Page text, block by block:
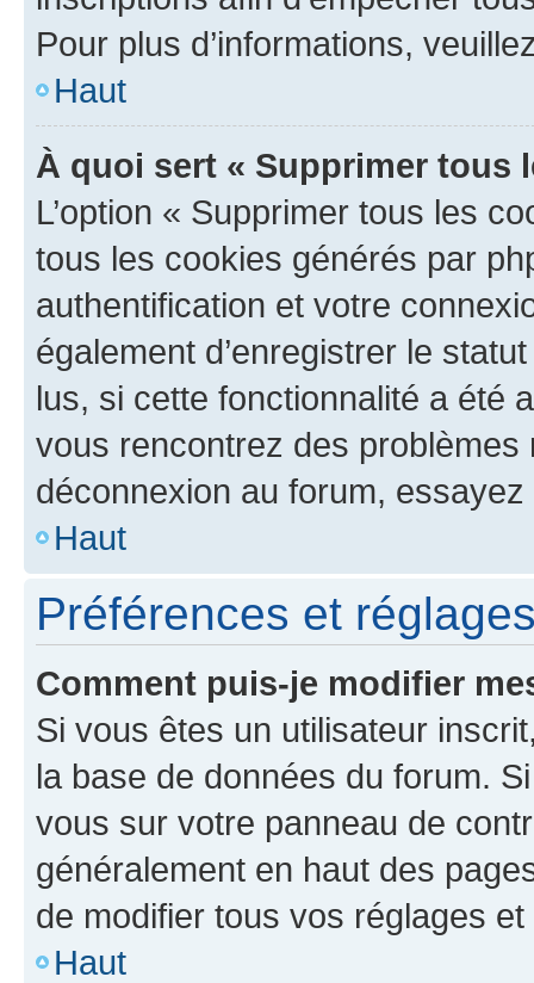
Pour plus d’informations,
Haut
À quoi sert « Supprimer tous
L’option « Supprimer tous les
tous les cookies générés par
authentification et votre
également d’enregistrer le
lus, si cette fonctionnalité a été
vous rencontrez des
déconnexion au forum,
Haut
Préférences et
Comment puis-je modifier
Si vous êtes un utilisateur
la base de données du forum.
vous sur votre panneau de
généralement en haut des
de modifier tous vos réglages
Haut